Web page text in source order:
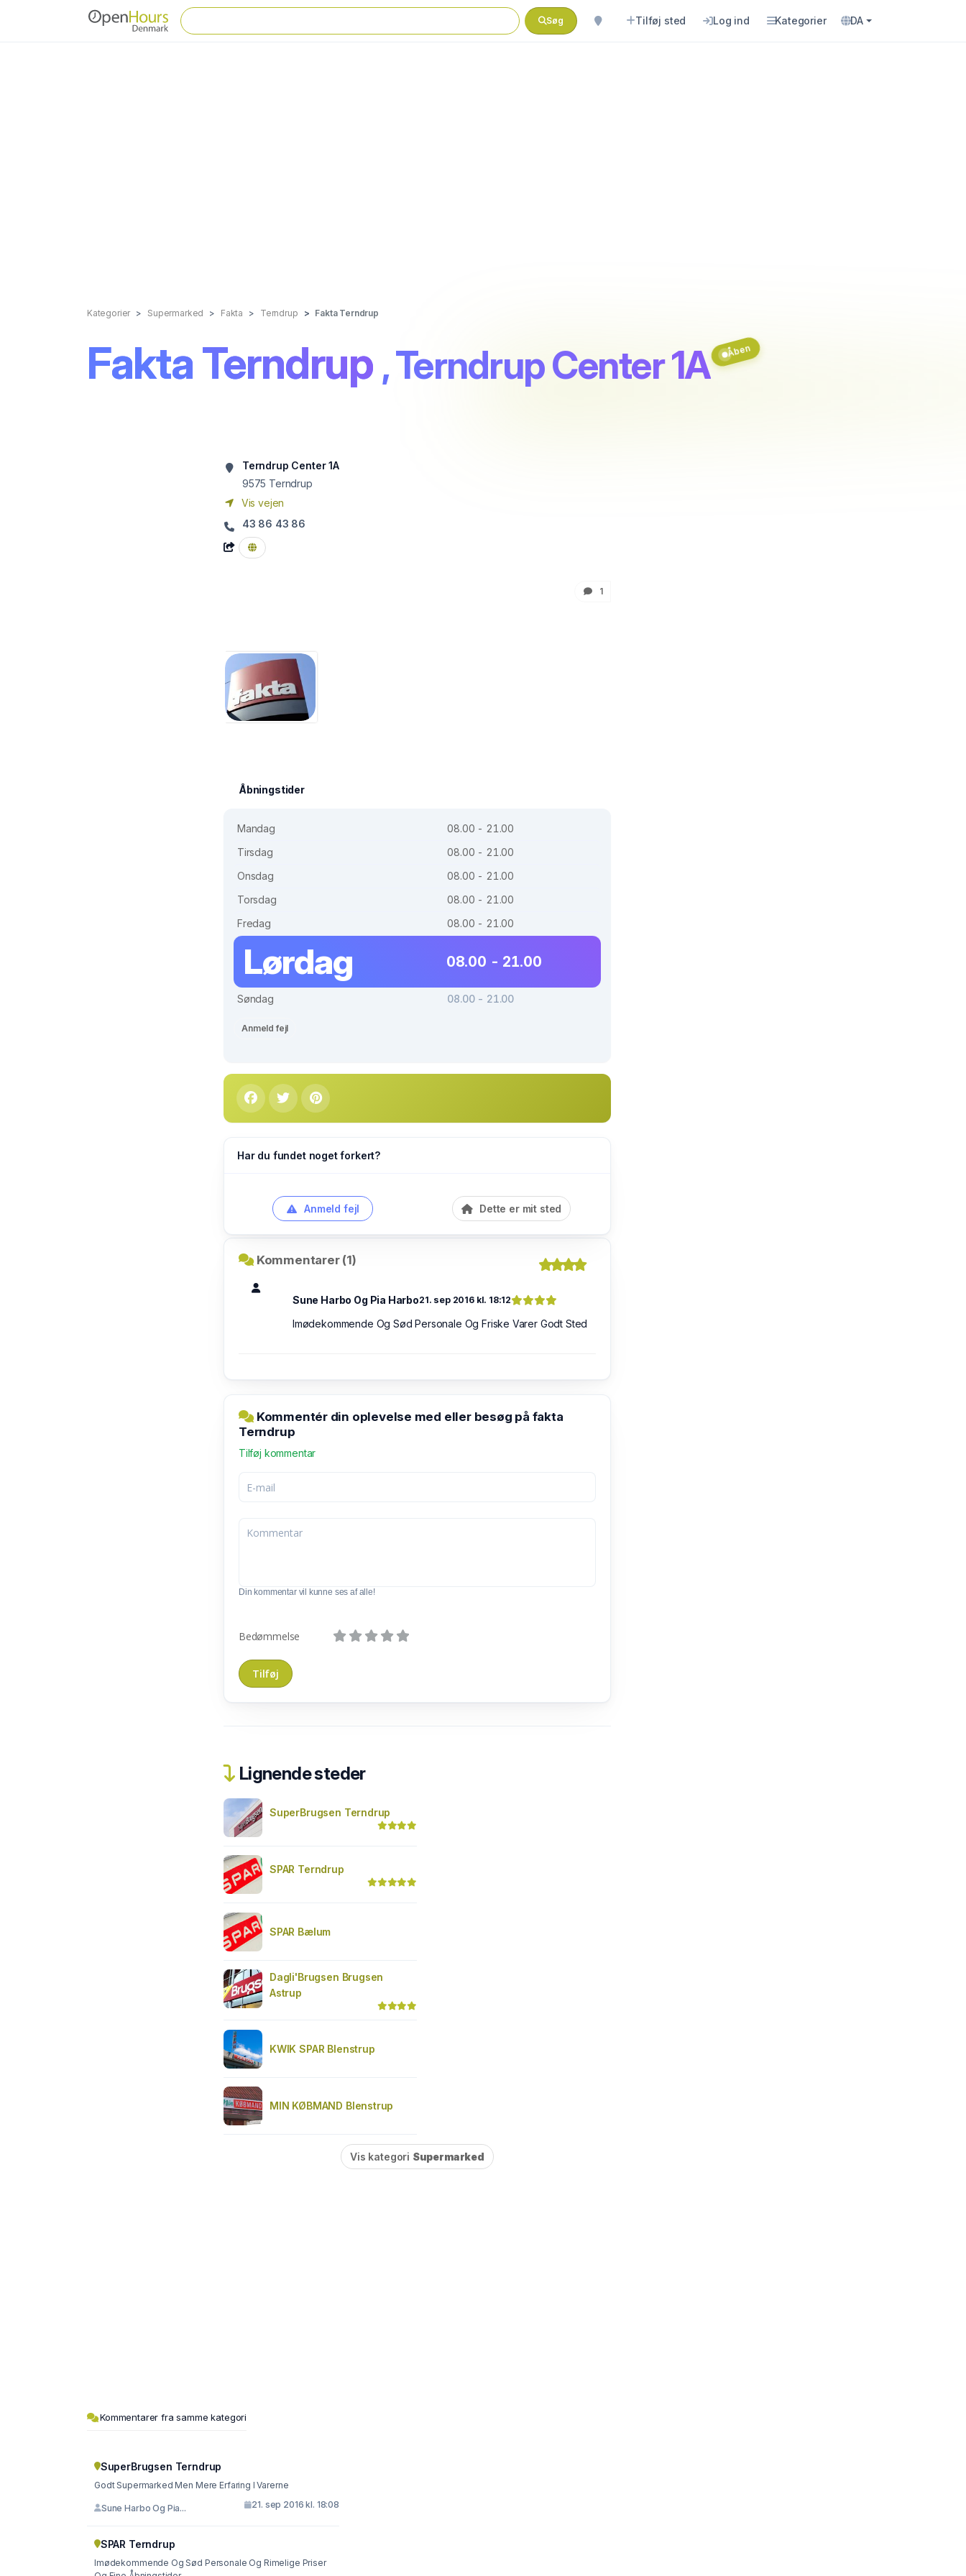
Søg Tilføj sted Log ind Kategorier DA
Kategorier Supermarked Fakta Terndrup Fakta Terndrup
Fakta Terndrup , Terndrup Center 1A Åben
Terndrup Center 1A
9575 Terndrup
Vis vejen
43 86 43 86
1
Åbningstider
Mandag
08.00 - 21.00
Tirsdag
08.00 - 21.00
Onsdag
08.00 - 21.00
Torsdag
08.00 - 21.00
Fredag
08.00 - 21.00
Lørdag 08.00 - 21.00
Søndag 08.00 - 21.00
Anmeld fejl
Har du fundet noget forkert?
Anmeld fejl Dette er mit sted
Kommentarer (1)
Sune Harbo Og Pia Harbo21. sep 2016 kl. 18:12
Imødekommende Og Sød Personale Og Friske Varer Godt Sted
Kommentér din oplevelse med eller besøg på fakta
Terndrup
Tilføj kommentar
Din kommentar vil kunne ses af alle!
Bedømmelse
Lignende steder
SuperBrugsen Terndrup
SPAR Terndrup
SPAR Bælum
Dagli'Brugsen Brugsen
Astrup
KWIK SPAR Blenstrup
MIN KØBMAND Blenstrup
Vis kategori Supermarked
Kommentarer fra samme kategori
SuperBrugsen Terndrup
Godt Supermarked Men Mere Erfaring I Varerne
Sune Harbo Og Pia... 21. sep 2016 kl. 18:08
SPAR Terndrup
Imødekommende Og Sød Personale Og Rimelige Priser